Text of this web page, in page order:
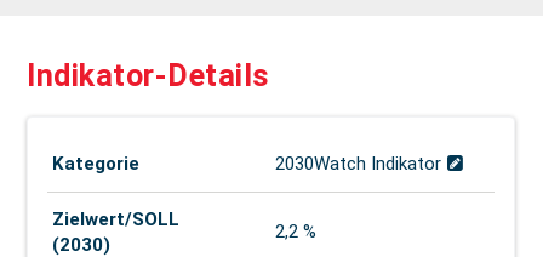
Indikator-Details
Kategorie 2030Watch Indikator
Zielwert/SOLL
(2030)
2,2 %